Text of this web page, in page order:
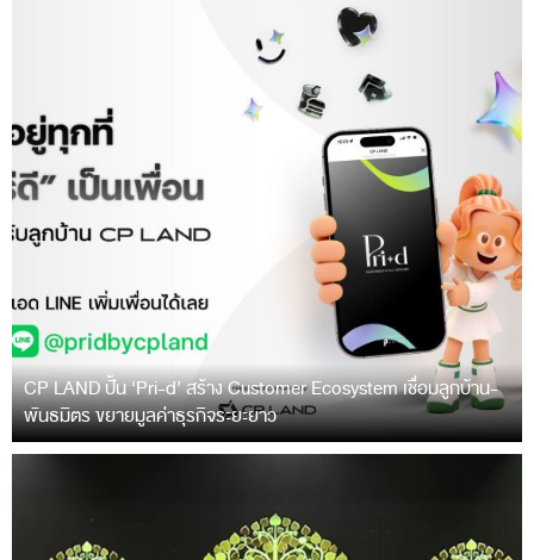
CP LAND ปั้น ‘Pri-d’ สร้าง Customer Ecosystem เชื่อมลูกบ้าน-
พันธมิตร ขยายมูลค่าธุรกิจระยะยาว